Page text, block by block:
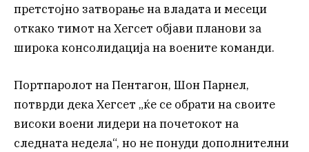
претстојно затворање на владата и месеци
откако тимот на Хегсет објави планови за
широка консолидација на воените команди.
Портпаролот на Пентагон, Шон Парнел,
потврди дека Хегсет „ќе се обрати на своите
високи воени лидери на почетокот на
следната недела“, но не понуди дополнителни